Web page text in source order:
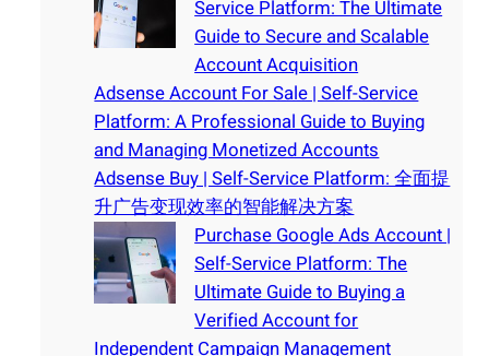
Service Platform: The Ultimate
Guide to Secure and Scalable
Account Acquisition
Adsense Account For Sale | Self-Service
Platform: A Professional Guide to Buying
and Managing Monetized Accounts
Adsense Buy | Self-Service Platform: 全面提
升广告变现效率的智能解决方案
Purchase Google Ads Account |
Self-Service Platform: The
Ultimate Guide to Buying a
Verified Account for
Independent Campaign Management